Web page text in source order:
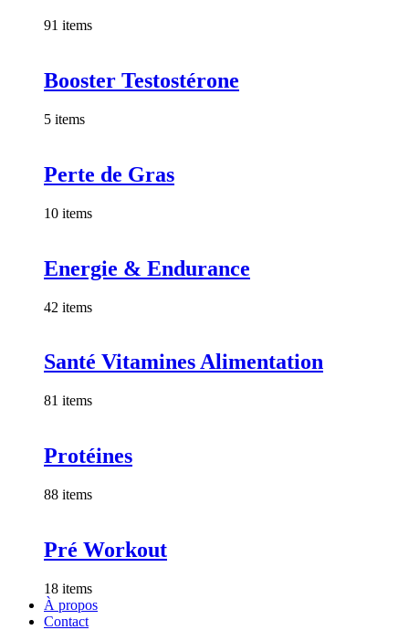
91 items
Booster Testostérone
5 items
Perte de Gras
10 items
Energie & Endurance
42 items
Santé Vitamines Alimentation
81 items
Protéines
88 items
Pré Workout
18 items
À propos
Contact